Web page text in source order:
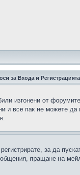
за Входа и Регистрацията
изгонени от
и все пак не можете
за да
пращане на